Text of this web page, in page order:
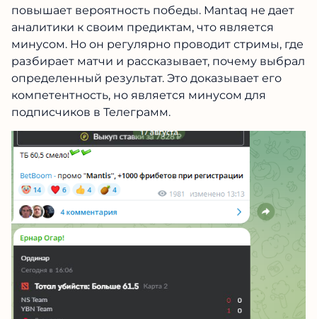
повышает вероятность победы. Mantaq не дает
аналитики к своим предиктам, что является
минусом. Но он регулярно проводит стримы, где
разбирает матчи и рассказывает, почему выбрал
определенный результат. Это доказывает его
компетентность, но является минусом для
подписчиков в Телеграмм.